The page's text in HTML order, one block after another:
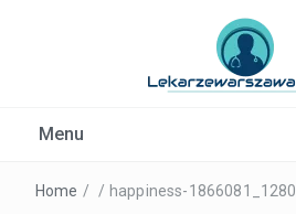
Menu
Home / / happiness-1866081_1280